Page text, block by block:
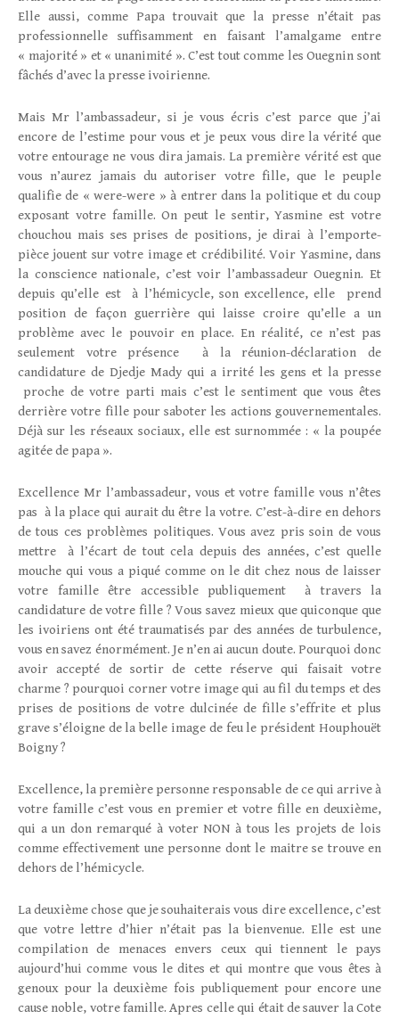
Elle aussi, comme Papa trouvait que la presse n’était pas
professionnelle suffisamment en faisant l’amalgame entre
« majorité » et « unanimité ». C’est tout comme les Ouegnin sont
fâchés d’avec la presse ivoirienne.
Mais Mr l’ambassadeur, si je vous écris c’est parce que j’ai
encore de l’estime pour vous et je peux vous dire la vérité que
votre entourage ne vous dira jamais. La première vérité est que
vous n’aurez jamais du autoriser votre fille, que le peuple
qualifie de « were-were » à entrer dans la politique et du coup
exposant votre famille. On peut le sentir, Yasmine est votre
chouchou mais ses prises de positions, je dirai à l’emporte-
pièce jouent sur votre image et crédibilité. Voir Yasmine, dans
la conscience nationale, c’est voir l’ambassadeur Ouegnin. Et
depuis qu’elle est à l’hémicycle, son excellence, elle prend
position de façon guerrière qui laisse croire qu’elle a un
problème avec le pouvoir en place. En réalité, ce n’est pas
seulement votre présence à la réunion-déclaration de
candidature de Djedje Mady qui a irrité les gens et la presse
proche de votre parti mais c’est le sentiment que vous êtes
derrière votre fille pour saboter les actions gouvernementales.
Déjà sur les réseaux sociaux, elle est surnommée : « la poupée
agitée de papa ».
Excellence Mr l’ambassadeur, vous et votre famille vous n’êtes
pas à la place qui aurait du être la votre. C’est-à-dire en dehors
de tous ces problèmes politiques. Vous avez pris soin de vous
mettre à l’écart de tout cela depuis des années, c’est quelle
mouche qui vous a piqué comme on le dit chez nous de laisser
votre famille être accessible publiquement à travers la
candidature de votre fille ? Vous savez mieux que quiconque que
les ivoiriens ont été traumatisés par des années de turbulence,
vous en savez énormément. Je n’en ai aucun doute. Pourquoi donc
avoir accepté de sortir de cette réserve qui faisait votre
charme ? pourquoi corner votre image qui au fil du temps et des
prises de positions de votre dulcinée de fille s’effrite et plus
grave s’éloigne de la belle image de feu le président Houphouët
Boigny ?
Excellence, la première personne responsable de ce qui arrive à
votre famille c’est vous en premier et votre fille en deuxième,
qui a un don remarqué à voter NON à tous les projets de lois
comme effectivement une personne dont le maitre se trouve en
dehors de l’hémicycle.
La deuxième chose que je souhaiterais vous dire excellence, c’est
que votre lettre d’hier n’était pas la bienvenue. Elle est une
compilation de menaces envers ceux qui tiennent le pays
aujourd’hui comme vous le dites et qui montre que vous êtes à
genoux pour la deuxième fois publiquement pour encore une
cause noble, votre famille. Apres celle qui était de sauver la Cote